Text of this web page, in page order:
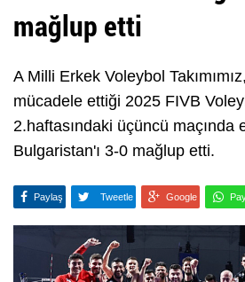
mağlup etti
A Milli Erkek Voleybol
mücadele ettiği 2025 FIVB
2.haftasındaki üçüncü maçında
Bulgaristan'ı 3-0 mağlup etti.
Paylaş Tweetle Google